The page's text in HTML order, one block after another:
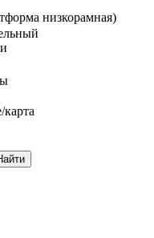
низкорамная)